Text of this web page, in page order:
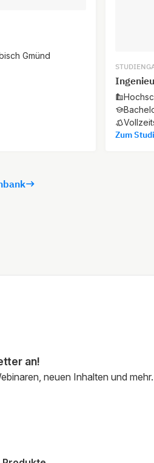
Gmünd
Zum
an!
neuen Inhalten und mehr.